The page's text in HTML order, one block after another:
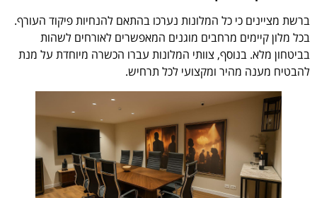
ברשת מציינים כי כל המלונות נערכו בהתאם להנחיות פיקוד העורף.
בכל מלון קיימים מרחבים מוגנים המאפשרים לאורחים לשהות
בביטחון מלא. בנוסף, צוותי המלונות עברו הכשרה מיוחדת על מנת
להבטיח מענה מהיר ומקצועי לכל תרחיש.